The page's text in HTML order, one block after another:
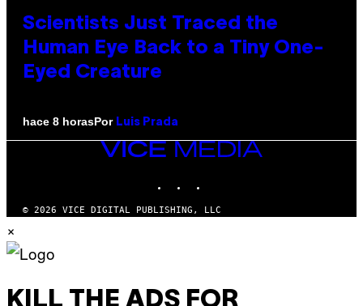
Scientists Just Traced the
Human Eye Back to a Tiny One-
Eyed Creature
hace 8 horasPor Luis Prada
VICE
MEDIA
© 2026 VICE DIGITAL PUBLISHING, LLC
×
KILL THE ADS FOR